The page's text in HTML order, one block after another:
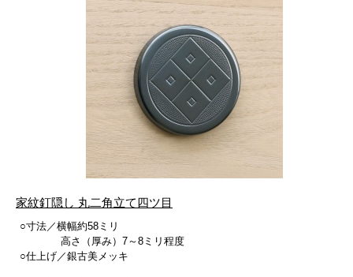
家紋釘隠し 丸二角立て四ツ目
○寸法／横幅約58ミリ
高さ（厚み）7～8ミリ程度
○仕上げ／銀古美メッキ